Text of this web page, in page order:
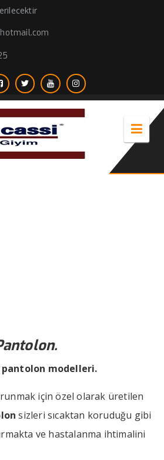
pantolon modelleri.
için özel olarak üretilen
sizleri sıcaktan koruduğu gibi
ve hastalanma ihtimalini